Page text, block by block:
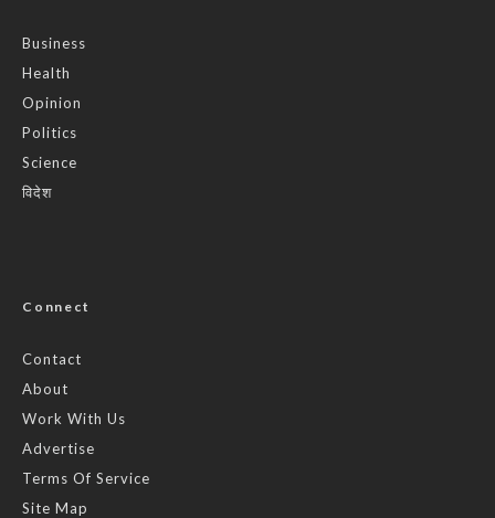
Business
Health
Opinion
Politics
Science
विदेश
Connect
Contact
About
Work With Us
Advertise
Terms Of Service
Site Map